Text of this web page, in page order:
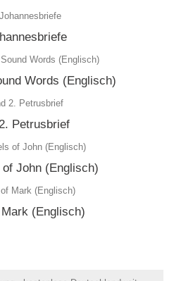
Words (Englisch)
Petrusbrief
John (Englisch)
(Englisch)